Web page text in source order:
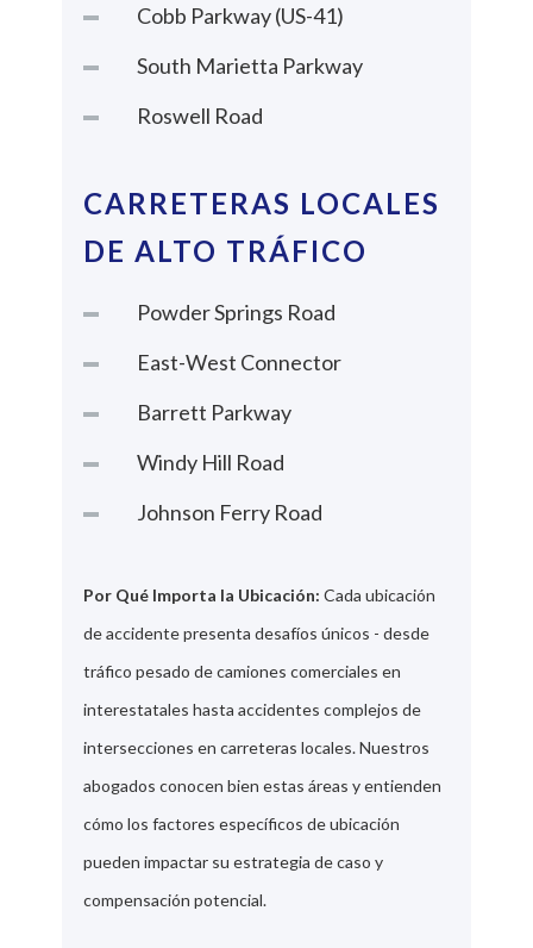
Cobb Parkway (US-41)
South Marietta Parkway
Roswell Road
CARRETERAS LOCALES
DE ALTO TRÁFICO
Powder Springs Road
East-West Connector
Barrett Parkway
Windy Hill Road
Johnson Ferry Road
Por Qué Importa la Ubicación: Cada ubicación
de accidente presenta desafíos únicos - desde
tráfico pesado de camiones comerciales en
interestatales hasta accidentes complejos de
intersecciones en carreteras locales. Nuestros
abogados conocen bien estas áreas y entienden
cómo los factores específicos de ubicación
pueden impactar su estrategia de caso y
compensación potencial.